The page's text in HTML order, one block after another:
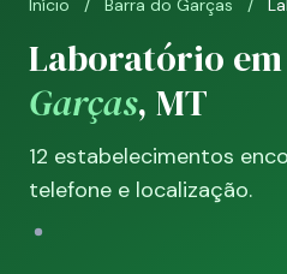
Início / Barra do Garças /
Laboratório em
Garças, MT
12 estabelecimentos
telefone e localização.